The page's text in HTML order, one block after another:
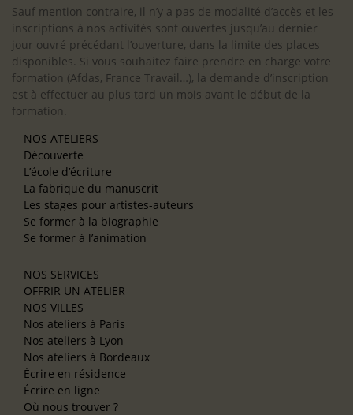
Sauf mention contraire, il n’y a pas de modalité d’accès et les
inscriptions à nos activités sont ouvertes jusqu’au dernier
jour ouvré précédant l’ouverture, dans la limite des places
disponibles. Si vous souhaitez faire prendre en charge votre
formation (Afdas, France Travail…), la demande d’inscription
est à effectuer au plus tard un mois avant le début de la
formation.
NOS ATELIERS
Découverte
L’école d’écriture
La fabrique du manuscrit
Les stages pour artistes-auteurs
Se former à la biographie
Se former à l’animation
NOS SERVICES
OFFRIR UN ATELIER
NOS VILLES
Nos ateliers à Paris
Nos ateliers à Lyon
Nos ateliers à Bordeaux
Écrire en résidence
Écrire en ligne
Où nous trouver ?